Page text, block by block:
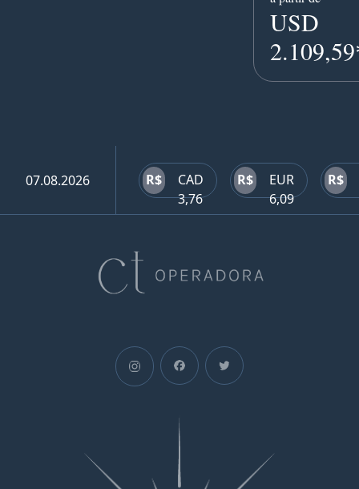
USD
07.08.2026 R$
CAD
3,76
R$
EUR
6,09
R$